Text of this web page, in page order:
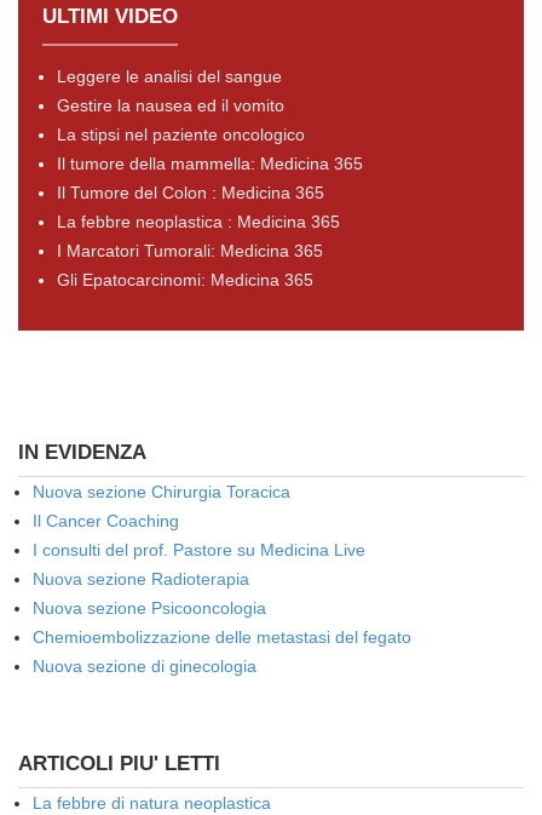
ULTIMI VIDEO
Leggere le analisi del sangue
Gestire la nausea ed il vomito
La stipsi nel paziente oncologico
Il tumore della mammella: Medicina 365
Il Tumore del Colon : Medicina 365
La febbre neoplastica : Medicina 365
I Marcatori Tumorali: Medicina 365
Gli Epatocarcinomi: Medicina 365
IN EVIDENZA
Nuova sezione Chirurgia Toracica
Il Cancer Coaching
I consulti del prof. Pastore su Medicina Live
Nuova sezione Radioterapia
Nuova sezione Psicooncologia
Chemioembolizzazione delle metastasi del fegato
Nuova sezione di ginecologia
ARTICOLI PIU' LETTI
La febbre di natura neoplastica